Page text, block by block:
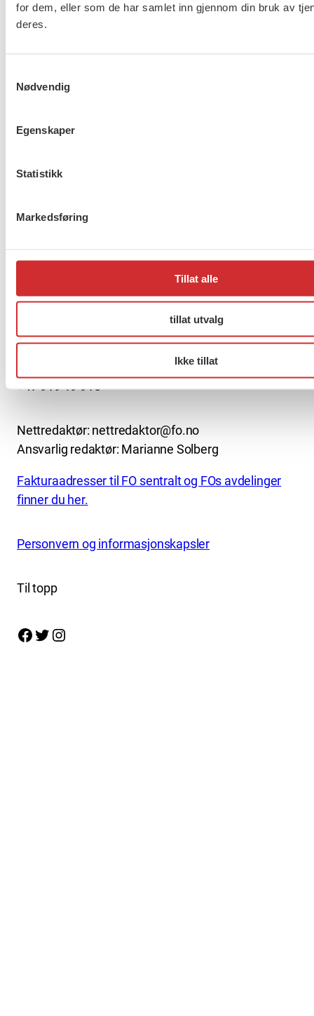
for dem, eller som de har samlet inn gjennom din bruk av
deres.
Nødvendig
Egenskaper
Statistikk
Markedsføring
Tillat alle
tillat utvalg
Ikke tillat
Mariboes gate 13
0506 OSLO
+47 919 19 916
Nettredaktør: nettredaktor@fo.no
Ansvarlig redaktør: Marianne Solberg
Fakturaadresser til FO sentralt og FOs avdelinger
finner du her.
Personvern og informasjonskapsler
Til topp
Facebook Twitter Instagram